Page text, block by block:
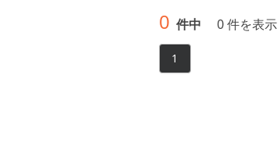
0 件中 0 件を表示
1